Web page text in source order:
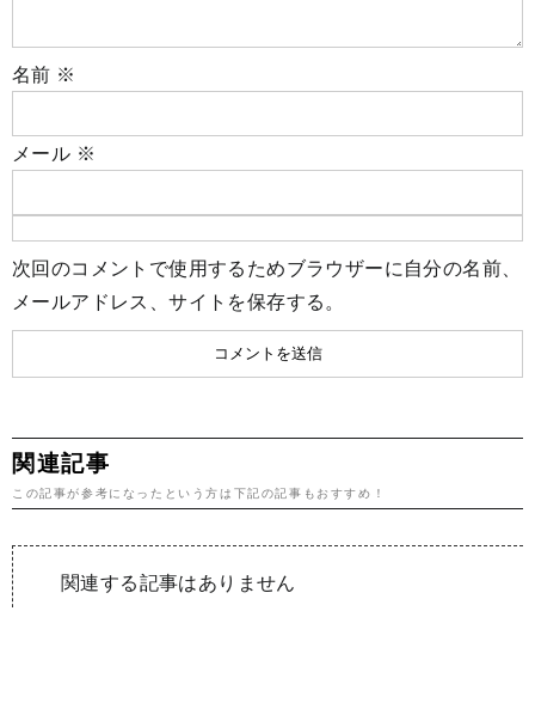
名前 ※
メール ※
次回のコメントで使用するためブラウザーに自分の名前、
メールアドレス、サイトを保存する。
関連記事
この記事が参考になったという方は下記の記事もおすすめ！
関連する記事はありません